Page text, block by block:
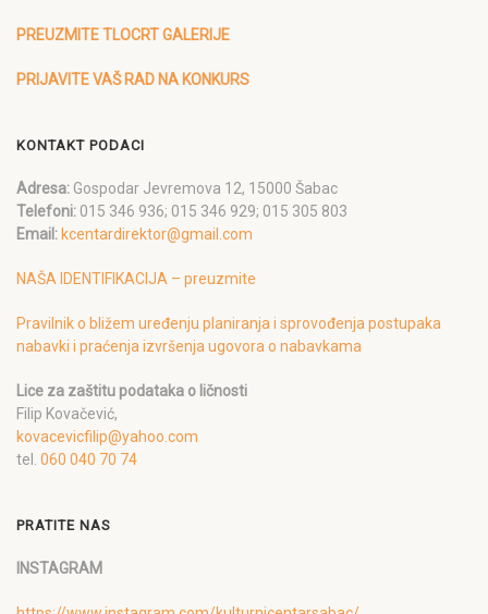
PREUZMITE TLOCRT GALERIJE
PRIJAVITE VAŠ RAD NA KONKURS
KONTAKT PODACI
Adresa: Gospodar Jevremova 12, 15000 Šabac
Telefoni: 015 346 936; 015 346 929; 015 305 803
Email: kcentardirektor@gmail.com
NAŠA IDENTIFIKACIJA – preuzmite
Pravilnik o bližem uređenju planiranja i sprovođenja postupaka
nabavki i praćenja izvršenja ugovora o nabavkama
Lice za zaštitu podataka o ličnosti
Filip Kovačević,
kovacevicfilip@yahoo.com
tel. 060 040 70 74
PRATITE NAS
INSTAGRAM